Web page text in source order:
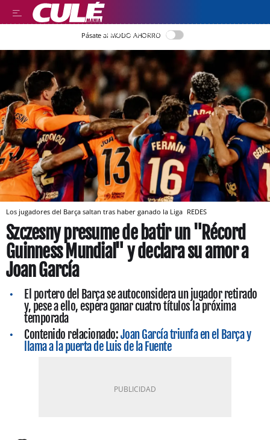
LLEGIR EN CATALÀ
Pásate al MODO AHORRO
Los jugadores del Barça saltan tras haber ganado la Liga REDES
Szczesny presume de batir un "Récord
Guinness Mundial" y declara su amor a
Joan García
El portero del Barça se autoconsidera un jugador retirado
y, pese a ello, espera ganar cuatro títulos la próxima
temporada
Contenido relacionado:Joan García triunfa en el Barça y
llama a la puerta de Luis de la Fuente